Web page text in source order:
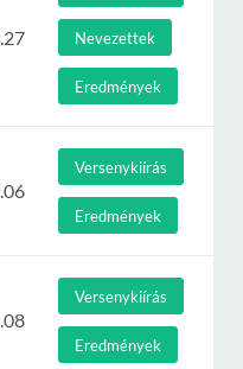
Nevezettek
Eredmények
Versenykiírás
Eredmények
Versenykiírás
Eredmények